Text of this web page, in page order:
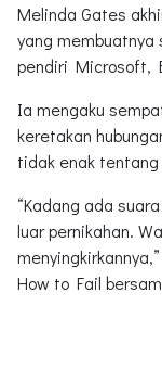
Melinda Gates
yang membuatnya
pendiri Microsoft,
Ia mengaku
keretakan
tidak enak tentang
“Kadang ada
luar pernikahan.
How to Fail